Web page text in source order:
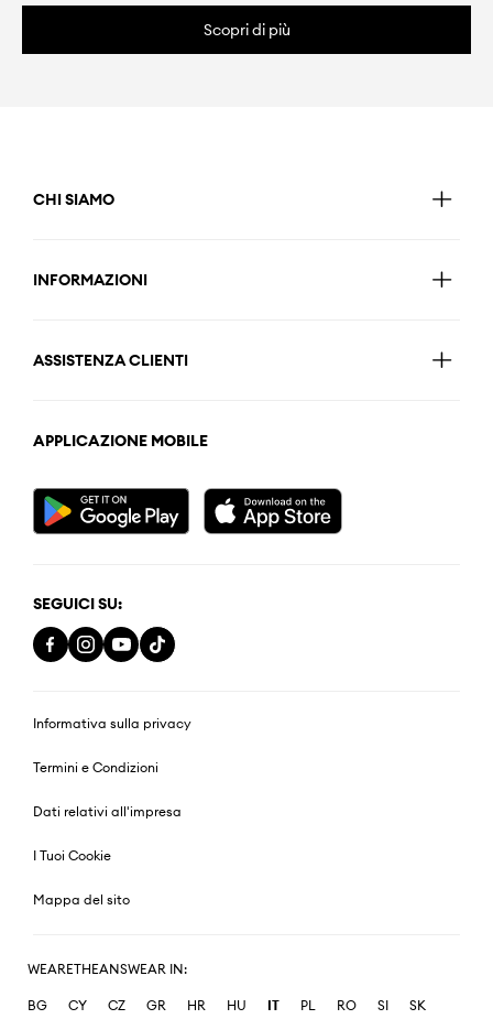
Scopri di più
CHI SIAMO
INFORMAZIONI
ASSISTENZA CLIENTI
APPLICAZIONE MOBILE
SEGUICI SU:
Informativa sulla privacy
Termini e Condizioni
Dati relativi all'impresa
I Tuoi Cookie
Mappa del sito
WEARETHEANSWEAR IN:
BG CY CZ GR HR HU IT PL RO SI SK